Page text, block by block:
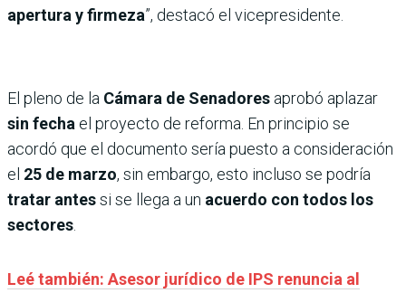
apertura y firmeza”, destacó el vicepresidente.
El pleno de la Cámara de Senadores aprobó aplazar
sin fecha el proyecto de reforma. En principio se
acordó que el documento sería puesto a consideración
el 25 de marzo, sin embargo, esto incluso se podría
tratar antessi se llega a un acuerdo con todos los
sectores
Leé también: Asesor jurídico de IPS renuncia al